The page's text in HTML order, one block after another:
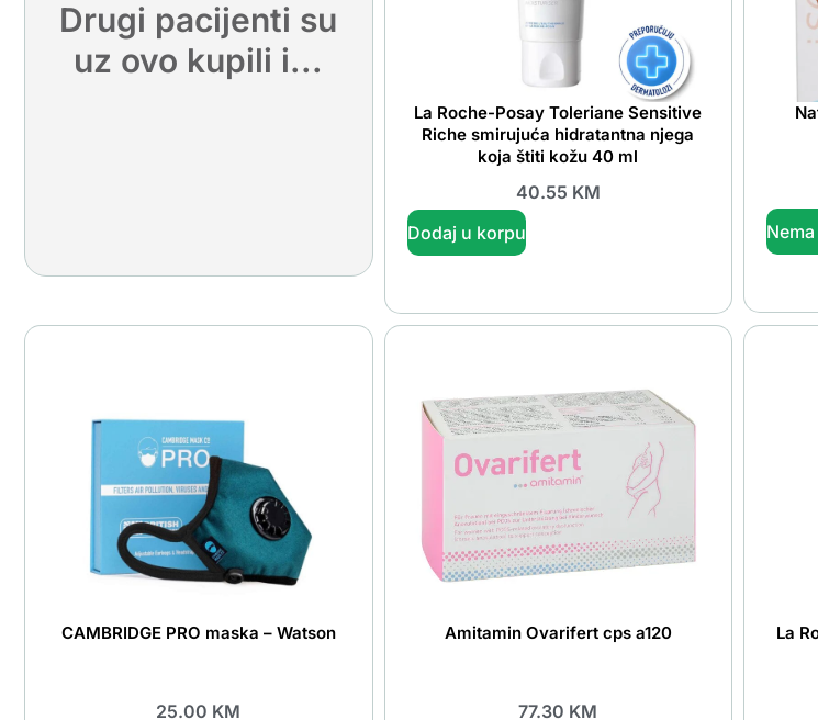
Drugi pacijenti su
uz ovo kupili i...
La Roche-Posay Toleriane Sensitive
Riche smirujuća hidratantna njega
koja štiti kožu 40 ml
40.55 KM
Dodaj u korpu
CAMBRIDGE PRO maska – Watson
25.00 KM
Amitamin Ovarifert cps a120
77.30 KM
La